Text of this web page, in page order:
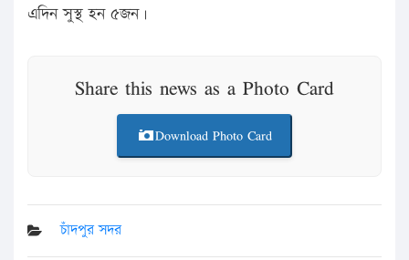
এদিন সুস্থ হন ৫জন।
Share this news as a Photo Card
Download Photo Card
চাঁদপুর সদর